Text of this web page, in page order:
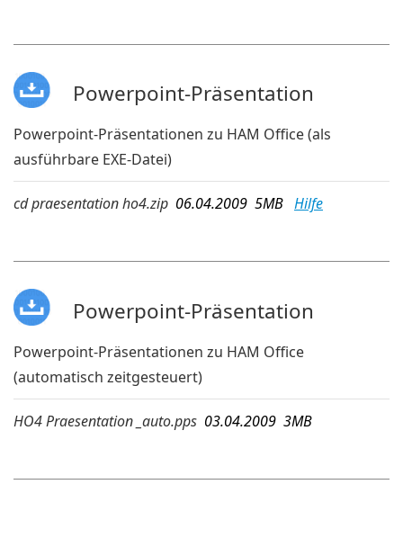
Powerpoint-Präsentation
Powerpoint-Präsentationen zu HAM Office (als
ausführbare EXE-Datei)
cd praesentation ho4.zip 06.04.2009 5MB Hilfe
Powerpoint-Präsentation
Powerpoint-Präsentationen zu HAM Office
(automatisch zeitgesteuert)
HO4 Praesentation _auto.pps 03.04.2009 3MB